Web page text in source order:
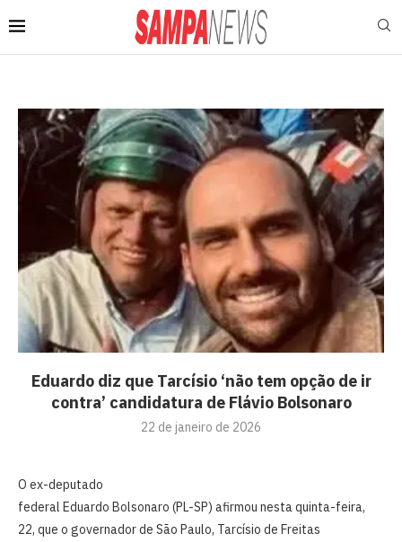
Eduardo diz que Tarcísio ‘não tem opção de ir
contra’ candidatura de Flávio Bolsonaro
22 de janeiro de 2026
O ex-deputado
federal Eduardo Bolsonaro (PL-SP) afirmou nesta quinta-feira,
22, que o governador de São Paulo, Tarcísio de Freitas